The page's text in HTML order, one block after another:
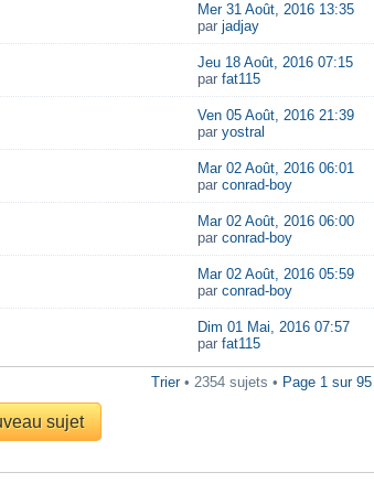
Mer 31 Août, 2016 13:35
par jadjay
Jeu 18 Août, 2016 07:15
par fat115
Ven 05 Août, 2016 21:39
par yostral
Mar 02 Août, 2016 06:01
par conrad-boy
Mar 02 Août, 2016 06:00
par conrad-boy
Mar 02 Août, 2016 05:59
par conrad-boy
Dim 01 Mai, 2016 07:57
par fat115
Trier• 2354 sujets • Page 1 sur 95
sujet